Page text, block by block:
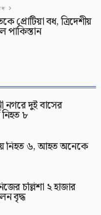
প্রোটিয়া বধ, ত্রিদেশীয়
পাকিস্তান
নগরে দুই বাসের
৮
নিহত ৬, আহত অনেকে
চল্লিশা ২ হাজার
বৃদ্ধ